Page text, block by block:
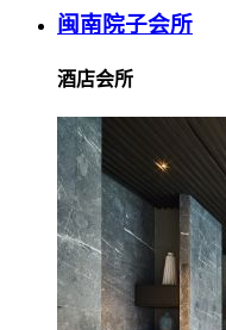
闽南院子会所
酒店会所